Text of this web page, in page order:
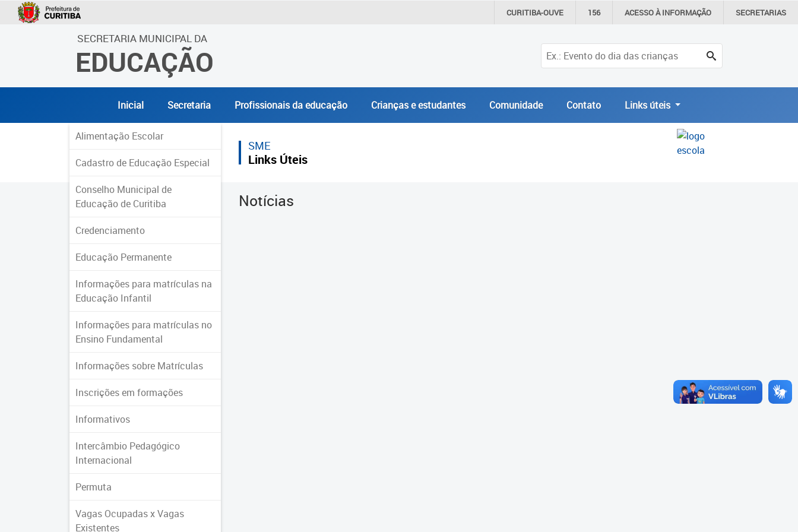
CURITIBA-OUVE 156 ACESSO ÀINFORMAÇÃO SECRETARIAS
SECRETARIA MUNICIPAL DA
EDUCAÇÃO
Inicial Secretaria Profissionais da educação Crianças e estudantes Comunidade Contato Links úteis
Alimentação Escolar
Cadastro de Educação Especial
Conselho Municipal de
Educação de Curitiba
Credenciamento
Educação Permanente
Informações para matrículas na
Educação Infantil
Informações para matrículas no
Ensino Fundamental
Informações sobre Matrículas
Inscrições em formações
Informativos
Intercâmbio Pedagógico
Internacional
Permuta
Vagas Ocupadas x Vagas
Existentes
SME
Links Úteis
Notícias